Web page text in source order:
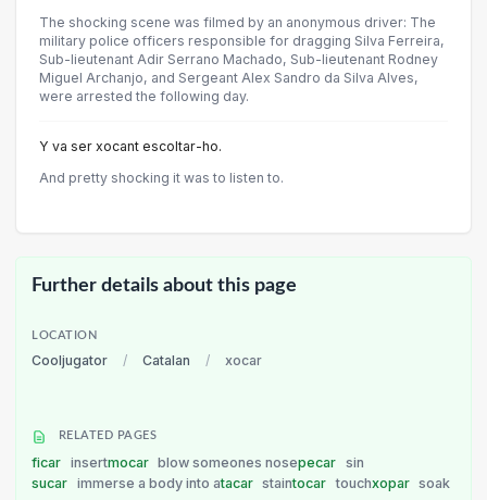
The shocking scene was filmed by an anonymous driver: The
military police officers responsible for dragging Silva Ferreira,
Sub-lieutenant Adir Serrano Machado, Sub-lieutenant Rodney
Miguel Archanjo, and Sergeant Alex Sandro da Silva Alves,
were arrested the following day.
Y va ser xocant escoltar-ho.
And pretty shocking it was to listen to.
Further details about this page
LOCATION
Cooljugator / Catalan / xocar
RELATED PAGES
ficar insertmocar blow someones nosepecar sin
sucar immerse a body into atacar staintocar touchxopar soak